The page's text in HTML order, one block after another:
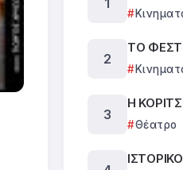
ΤΟ
Η
Θέατρο